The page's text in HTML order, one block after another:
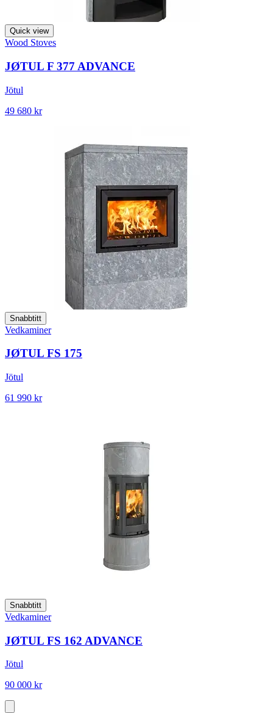
Quick view
Wood Stoves
JØTUL F 377 ADVANCE
Jötul
49 680 kr
Snabbtitt
Vedkaminer
JØTUL FS 175
Jötul
61 990 kr
Snabbtitt
Vedkaminer
JØTUL FS 162 ADVANCE
Jötul
90 000 kr